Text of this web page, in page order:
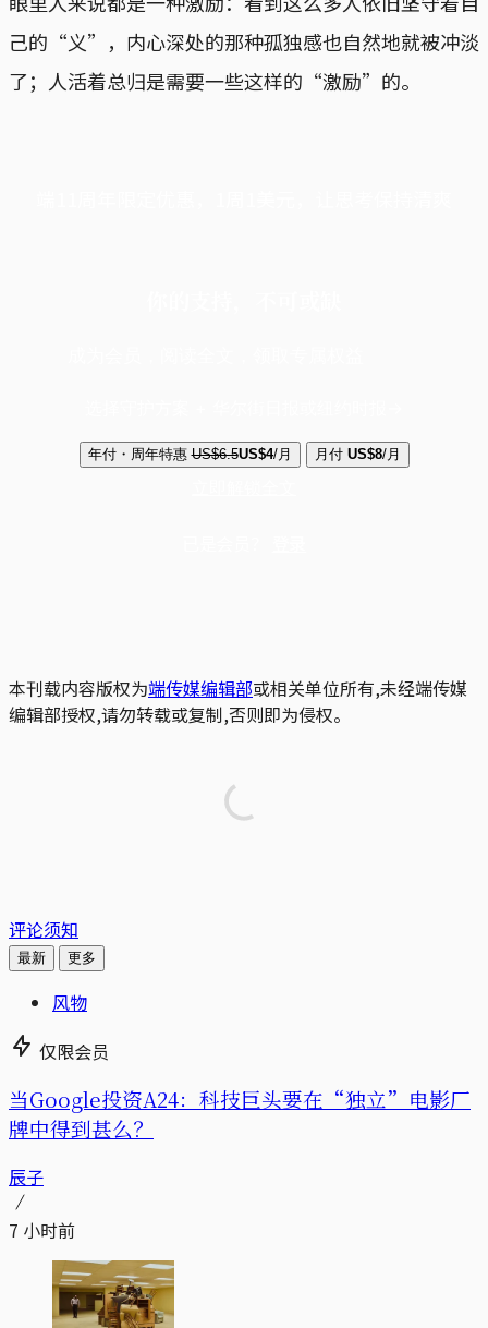
己的“义”，内心深处的那种孤独感也自然地就被冲淡
了；人活着总归是需要一些这样的“激励”的。
年付・周年特惠 US$6.5US$4/月 月付 US$8/月
本刊载内容版权为端传媒编辑部或相关单位所有,未经端传媒
编辑部授权,请勿转载或复制,否则即为侵权。
评论须知
最新 更多
风物
仅限会员
当Google投资A24：科技巨头要在“独立”电影厂
牌中得到甚么？
辰子
7 小时前